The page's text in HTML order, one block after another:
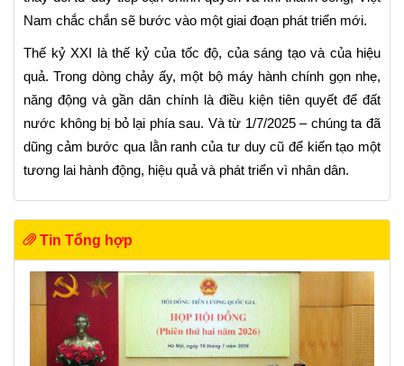
Nam chắc chắn sẽ bước vào một giai đoạn phát triển mới.
Thế kỷ XXI là thế kỷ của tốc độ, của sáng tạo và của hiệu
quả. Trong dòng chảy ấy, một bộ máy hành chính gọn nhẹ,
năng động và gần dân chính là điều kiện tiên quyết để đất
nước không bị bỏ lại phía sau. Và từ 1/7/2025 – chúng ta đã
dũng cảm bước qua lằn ranh của tư duy cũ để kiến tạo một
tương lai hành động, hiệu quả và phát triển vì nhân dân.
Tin Tổng hợp